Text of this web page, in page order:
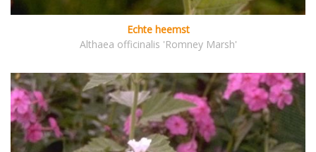
Echte heemst
Althaea officinalis 'Romney Marsh'